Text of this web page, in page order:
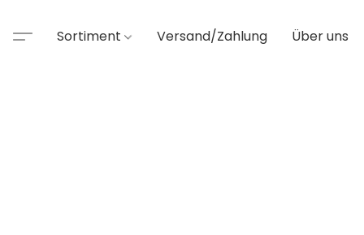
Sortiment Versand/Zahlung Über uns